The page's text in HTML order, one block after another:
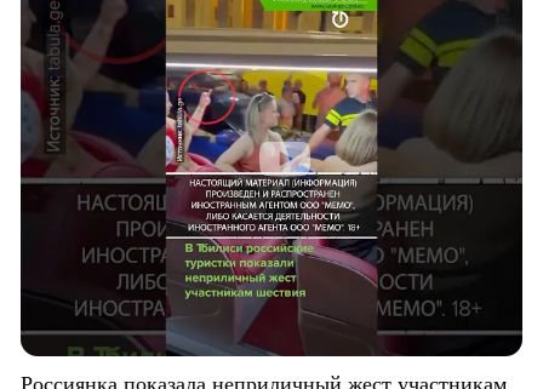
Россиянка показала неприличный жест участникам